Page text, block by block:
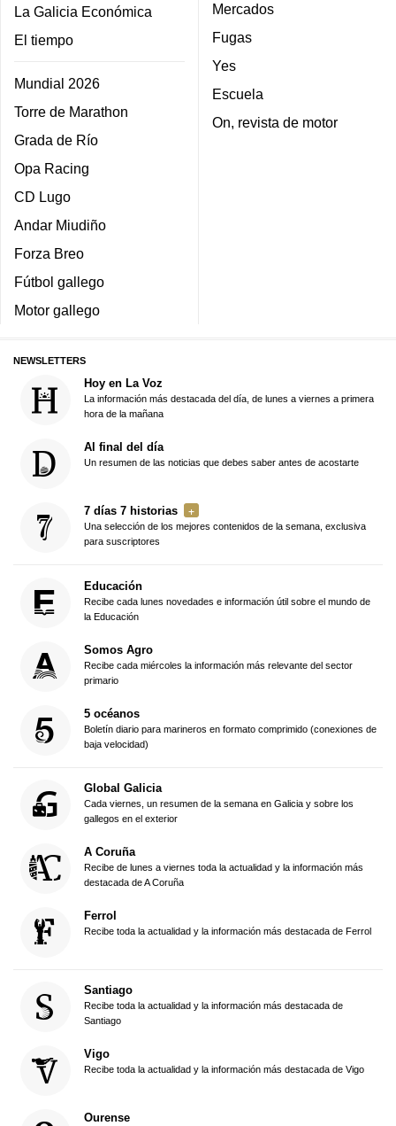
La Galicia Económica
El tiempo
Mundial 2026
Torre de Marathon
Grada de Río
Opa Racing
CD Lugo
Andar Miudiño
Forza Breo
Fútbol gallego
Motor gallego
Mercados
Fugas
Yes
Escuela
On, revista de motor
NEWSLETTERS
Hoy en La Voz
La información más destacada del día, de lunes a viernes a primera
hora de la mañana
Al final del día
Un resumen de las noticias que debes saber antes de acostarte
7 días 7 historias
Una selección de los mejores contenidos de la semana, exclusiva
para suscriptores
Educación
Recibe cada lunes novedades e información útil sobre el mundo de
la Educación
Somos Agro
Recibe cada miércoles la información más relevante del sector
primario
5 océanos
Boletín diario para marineros en formato comprimido (conexiones de
baja velocidad)
Global Galicia
Cada viernes, un resumen de la semana en Galicia y sobre los
gallegos en el exterior
A Coruña
Recibe de lunes a viernes toda la actualidad y la información más
destacada de A Coruña
Ferrol
Recibe toda la actualidad y la información más destacada de Ferrol
Santiago
Recibe toda la actualidad y la información más destacada de
Santiago
Vigo
Recibe toda la actualidad y la información más destacada de Vigo
Ourense